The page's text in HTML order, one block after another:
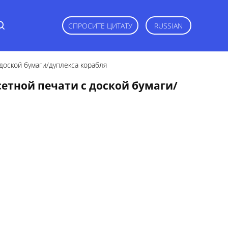
СПРОСИТЕ ЦИТАТУ RUSSIAN
бумаги/дуплекса корабля
печати с доской бумаги/